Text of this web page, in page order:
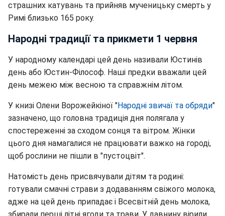
страшних катувань та прийняв мученицьку смерть у
Римі близько 165 року.
Народні традиції та прикмети 1 червня
У народному календарі цей день називали Юстинів
день або Юстин-Філософ. Наші предки вважали цей
день межею між весною та справжнім літом.
У книзі Олени Ворожейкіної "Народні звичаї та обряди"
зазначено, що головна традиція дня полягала у
спостереженні за сходом сонця та вітром. Жінки
цього дня намагалися не працювати важко на городі,
щоб рослини не пішли в "пустоцвіт".
Натомість день присвячували дітям та родині:
готували смачні страви з додаванням свіжого молока,
адже на цей день припадає і Всесвітній день молока,